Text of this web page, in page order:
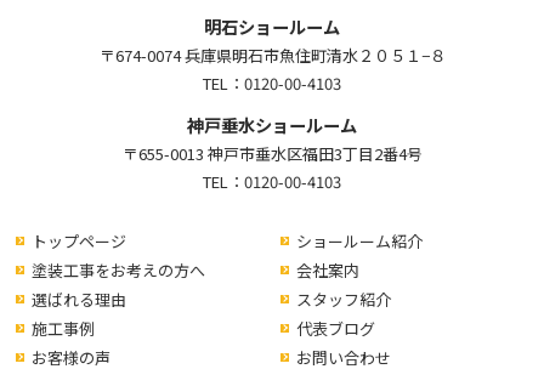
明石ショールーム
〒674-0074 兵庫県明石市魚住町清水２０５１−８
TEL： 0120-00-4103
神戸垂水ショールーム
〒655-0013 神戸市垂水区福田3丁目2番4号
TEL： 0120-00-4103
トップページ
塗装工事をお考えの方へ
選ばれる理由
ショールーム紹介
会社案内
スタッフ紹介
施工事例
お客様の声
代表ブログ
お問い合わせ